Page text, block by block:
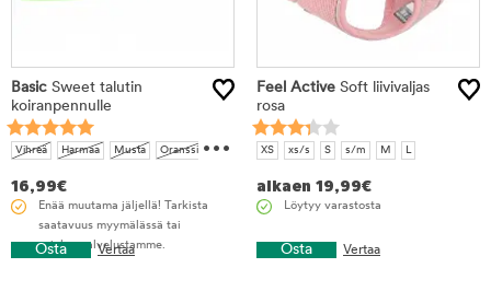
Basic Sweet talutin
koiranpennulle
Vihreä Harmaa Musta
Oranssi ...
16,99€
Enää muutama jäljellä! Tarkista
saatavuus myymälässä tai
asiakaspalvelustamme.
Osta Vertaa
Feel Active Soft liivivaljas
rosa
XS xs/s S s/m M L
alkaen 19,99€
Löytyy varastosta
Osta Vertaa